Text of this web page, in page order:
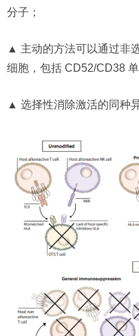
分子；
▲ 主动的方法可以通过非
细胞，包括 CD52/CD38
▲ 选择性消除激活的同种